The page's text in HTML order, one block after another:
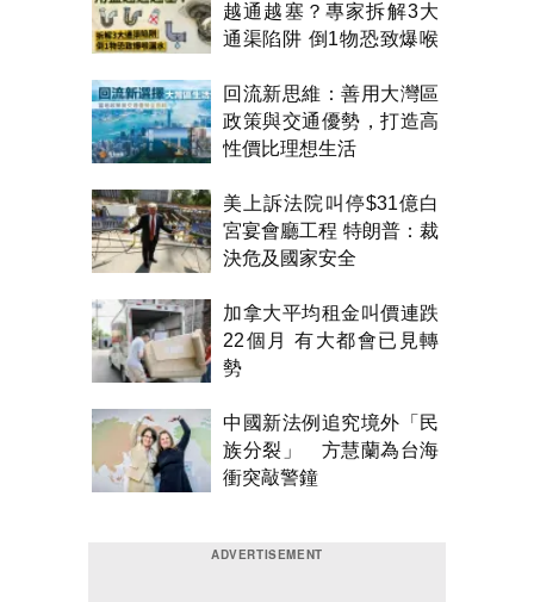
越通越塞？專家拆解3大
通渠陷阱 倒1物恐致爆喉
回流新思維：善用大灣區
政策與交通優勢，打造高
性價比理想生活
美上訴法院叫停$31億白
宮宴會廳工程 特朗普：裁
決危及國家安全
加拿大平均租金叫價連跌
22個月 有大都會已見轉
勢
中國新法例追究境外「民
族分裂」 方慧蘭為台海
衝突敲警鐘